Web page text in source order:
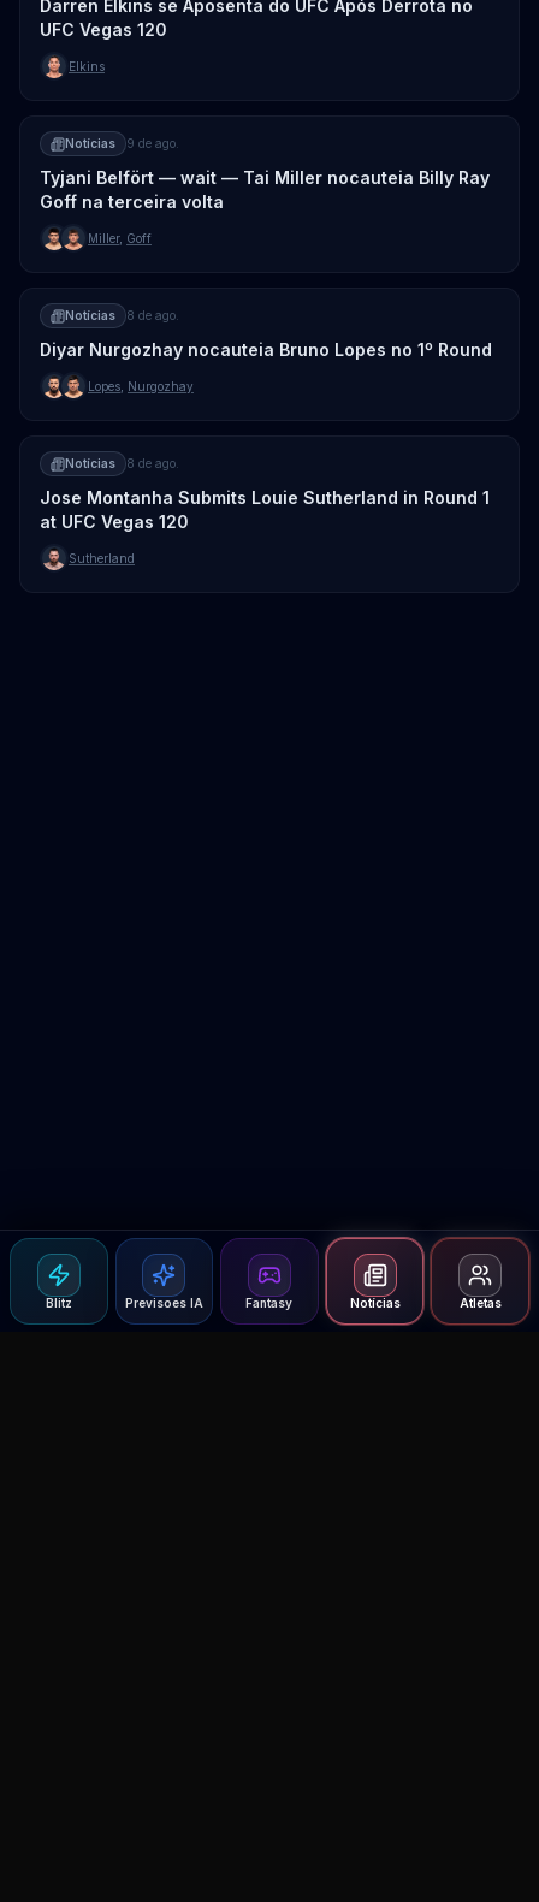
Blitz Previsoes IA Fantasy Notícias Atletas
Darren Elkins se Aposenta do UFC Após Derrota no
UFC Vegas 120
Elkins
Notícias 9 de ago.
Tyjani Belfört — wait — Tai Miller nocauteia Billy Ray
Goff na terceira volta
Miller, Goff
Notícias 8 de ago.
Diyar Nurgozhay nocauteia Bruno Lopes no 1º Round
Lopes Nurgozhay
Notícias 8 de ago.
Jose Montanha Submits Louie Sutherland in Round 1
at UFC Vegas 120
Sutherland